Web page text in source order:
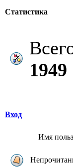
Статистика
1949
Вход
Имя